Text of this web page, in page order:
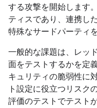
する攻撃を開始します
ティスであり、連携し
特殊なサードパーティ
一般的な課題は、レッ
面をテストするかを定
キュリティの脆弱性に
ト設定に役立つリスク
評価のテストでテスト